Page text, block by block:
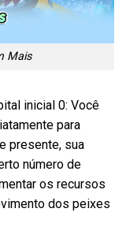
Mais
inicial 0: Você
para
presente, sua
número de
os recursos
dos peixes